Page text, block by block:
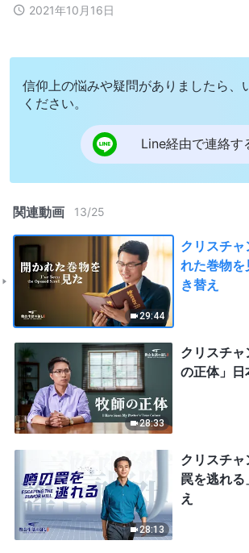
2021年10月16日
信仰上の悩みや疑問がありましたら、
ください。
Line経由で連絡す
関連動画 13/25
29:44
クリスチ
れた巻物を
き替え
28:33
クリスチ
の正体」日
28:13
クリスチ
罠を逃れ
え